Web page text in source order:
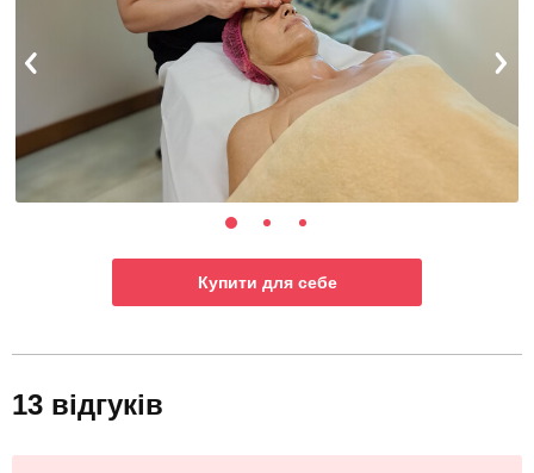
Купити для себе
13 відгуків